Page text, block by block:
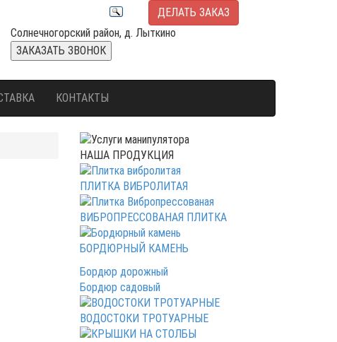
ДЕЛАТЬ ЗАКАЗ
Солнечногорский район, д. Лыткино
ЗАКАЗАТЬ ЗВОНОК
КОНТАКТЫ
НАША ПРОДУКЦИЯ
ПЛИТКА ВИБРОЛИТАЯ
ВИБРОПРЕССОВАНАЯ ПЛИТКА
БОРДЮРНЫЙ КАМЕНЬ
Бордюр дорожный
Бордюр садовый
ВОДОСТОКИ ТРОТУАРНЫЕ